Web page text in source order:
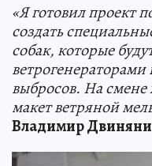
«Я готовил проект
создать
собак, которые
ветрогенераторами
выбросов. На смене
макет ветряной
Владимир